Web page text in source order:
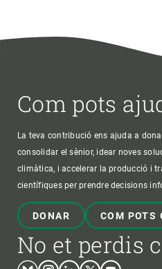
Com pots
La teva contribució ens ajuda a
consolidar el sènior, idear noves
climàtica, i accelerar la producció i
científiques per prendre decisions
DONAR COM POTS
No et perdis
BlueskyInstagram
LinkedinTwitterYoutube